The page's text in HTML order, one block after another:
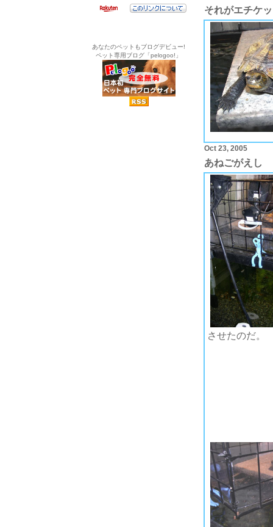
あなたのペットもブログデビュー!
ペット専用ブログ「pelogoo!」
それがエチケ
Oct 23, 2005
あねごがえし
させたのだ。